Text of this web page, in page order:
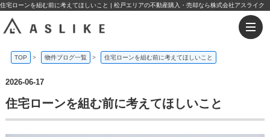
住宅ローンを組む前に考えてほしいこと | 松戸エリアの不動産購入・売却なら株式会社アスライク
TOP > 物件ブログ一覧 > 住宅ローンを組む前に考えてほしいこと
2026-06-17
住宅ローンを組む前に考えてほしいこと